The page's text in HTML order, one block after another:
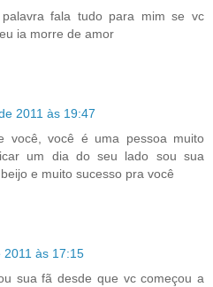
fala tudo para mim se vc
ia morre de amor
2011 às 19:47
você, você é uma pessoa muito
um dia do seu lado sou sua
e muito sucesso pra você
2011 às 17:15
sua fã desde que vc começou a